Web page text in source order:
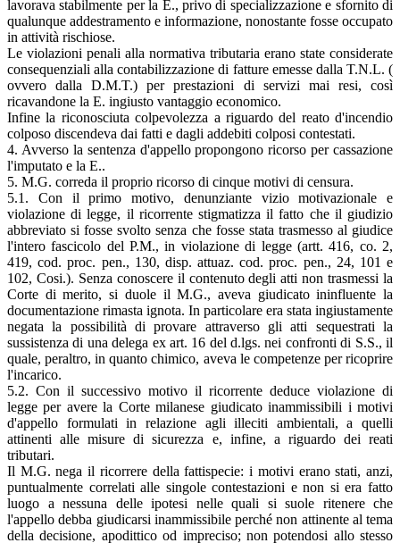
lavorava stabilmente per la E., privo di specializzazione e sfornito di
qualunque addestramento e informazione, nonostante fosse occupato
in attività rischiose.
Le violazioni penali alla normativa tributaria erano state considerate
consequenziali alla contabilizzazione di fatture emesse dalla T.N.L. (
ovvero dalla D.M.T.) per prestazioni di servizi mai resi, così
ricavandone la E. ingiusto vantaggio economico.
Infine la riconosciuta colpevolezza a riguardo del reato d'incendio
colposo discendeva dai fatti e dagli addebiti colposi contestati.
4. Avverso la sentenza d'appello propongono ricorso per cassazione
l'imputato e la E..
5. M.G. correda il proprio ricorso di cinque motivi di censura.
5.1. Con il primo motivo, denunziante vizio motivazionale e
violazione di legge, il ricorrente stigmatizza il fatto che il giudizio
abbreviato si fosse svolto senza che fosse stata trasmesso al giudice
l'intero fascicolo del P.M., in violazione di legge (artt. 416, co. 2,
419, cod. proc. pen., 130, disp. attuaz. cod. proc. pen., 24, 101 e
102, Cosi.). Senza conoscere il contenuto degli atti non trasmessi la
Corte di merito, si duole il M.G., aveva giudicato ininfluente la
documentazione rimasta ignota. In particolare era stata ingiustamente
negata la possibilità di provare attraverso gli atti sequestrati la
sussistenza di una delega ex art. 16 del d.lgs. nei confronti di S.S., il
quale, peraltro, in quanto chimico, aveva le competenze per ricoprire
l'incarico.
5.2. Con il successivo motivo il ricorrente deduce violazione di
legge per avere la Corte milanese giudicato inammissibili i motivi
d'appello formulati in relazione agli illeciti ambientali, a quelli
attinenti alle misure di sicurezza e, infine, a riguardo dei reati
tributari.
Il M.G. nega il ricorrere della fattispecie: i motivi erano stati, anzi,
puntualmente correlati alle singole contestazioni e non si era fatto
luogo a nessuna delle ipotesi nelle quali si suole ritenere che
l'appello debba giudicarsi inammissibile perché non attinente al tema
della decisione, apodittico od impreciso; non potendosi allo stesso